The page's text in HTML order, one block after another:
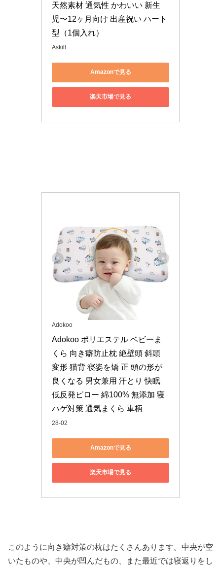
天然素材 通気性 かわいい 新生
児〜12ヶ月向け 出産祝い ハート
型（1個入れ）
Askill
Amazonで見る
楽天市場で見る
Adokoo
Adokoo ポリエステル ベビーま
くら 向き癖防止枕 絶壁頭 斜頭
変形 猫背 寝姿を矯 正 頭の形が
良くなる 男女兼用 汗とり 快眠
低反発ピロー 綿100% 無添加 寝
ハゲ対策 通気まくら 車柄
28-02
Amazonで見る
楽天市場で見る
このように向き癖対策の枕はたくさんあります。中央が空
いたものや、中央が凹んだもの、また最近では寝返りをし